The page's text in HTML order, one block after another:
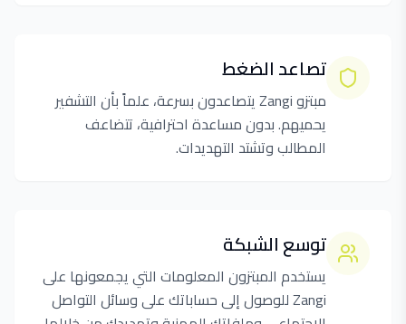
تصاعد الضغط
مبتزو Zangi يتصاعدون بسرعة، علماً بأن التشفير
يحميهم. بدون مساعدة احترافية، تتضاعف
المطالب وتشتد التهديدات.
توسع الشبكة
يستخدم المبتزون المعلومات التي يجمعونها على
Zangi للوصول إلى حساباتك على وسائل التواصل